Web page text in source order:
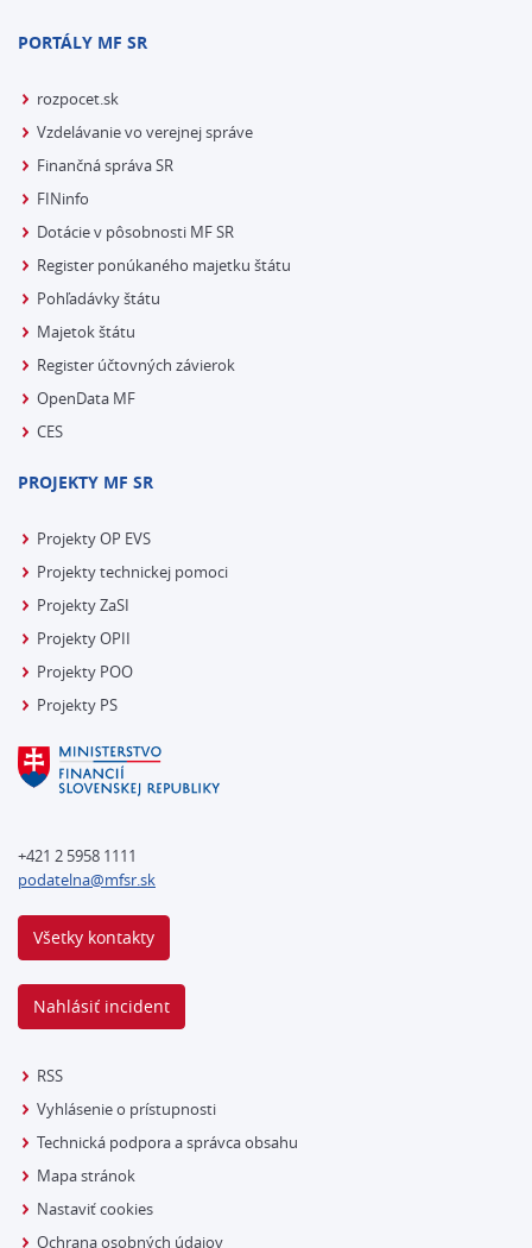
PORTÁLY MF SR
rozpocet.sk
Vzdelávanie vo verejnej správe
Finančná správa SR
FINinfo
Dotácie v pôsobnosti MF SR
Register ponúkaného majetku štátu
Pohľadávky štátu
Majetok štátu
Register účtovných závierok
OpenData MF
CES
PROJEKTY MF SR
Projekty OP EVS
Projekty technickej pomoci
Projekty ZaSI
Projekty OPII
Projekty POO
Projekty PS
+421 2 5958 1111
podatelna@mfsr.sk
Všetky kontakty
Nahlásiť incident
RSS
Vyhlásenie o prístupnosti
Technická podpora a správca obsahu
Mapa stránok
Nastaviť cookies
Ochrana osobných údajov